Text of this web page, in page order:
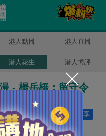
港人點播 港人直播
港人花生 港人博評
- 楊岳橋：留守令
分享
讚好 16